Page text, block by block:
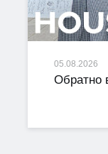
05.08.2026
Обратно